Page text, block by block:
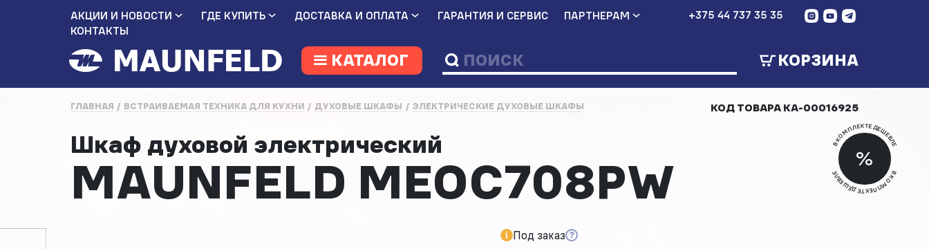
АКЦИИ И НОВОСТИ ГДЕ КУПИТЬ ДОСТАВКА И ОПЛАТА ГАРАНТИЯ И СЕРВИС
ПАРТНЕРАМ
КОНТАКТЫ
+375 44 737 35 35
КАТАЛОГ КОРЗИНА
%
В КОМПЛЕКТЕ ДЕШЕВЛЕ
В КОМПЛЕКТЕ ДЕШЕВЛЕ
ГЛАВНАЯ ВСТРАИВАЕМАЯ ТЕХНИКА ДЛЯ КУХНИ ДУХОВЫЕ ШКАФЫ ЭЛЕКТРИЧЕСКИЕ ДУХОВЫЕ ШКАФЫ КОД ТОВАРА КА-00016925
Шкаф духовой электрический
MAUNFELD MEOC708PW
Под заказ